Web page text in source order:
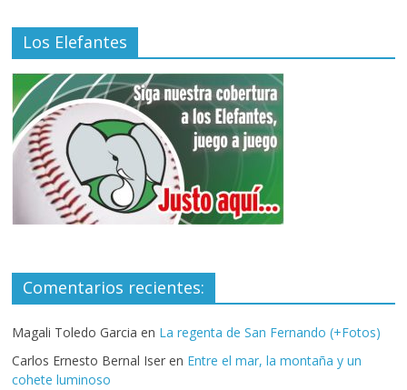
Los Elefantes
Comentarios recientes:
Magali Toledo Garcia en La regenta de San Fernando (+Fotos)
Carlos Ernesto Bernal Iser en Entre el mar, la montaña y un
cohete luminoso